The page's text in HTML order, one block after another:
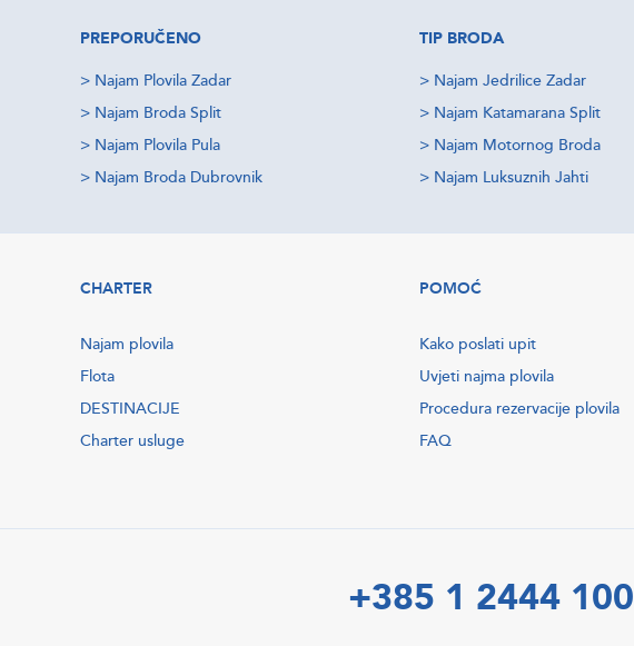
PREPORUČENO
> Najam Plovila Zadar
> Najam Broda Split
> Najam Plovila Pula
> Najam Broda Dubrovnik
TIP BRODA
> Najam Jedrilice Zadar
> Najam Katamarana Split
> Najam Motornog Broda
> Najam Luksuznih Jahti
CHARTER
Najam plovila
Flota
DESTINACIJE
Charter usluge
POMOĆ
Kako poslati upit
Uvjeti najma plovila
Procedura rezervacije plovila
FAQ
+385 1 2444 100